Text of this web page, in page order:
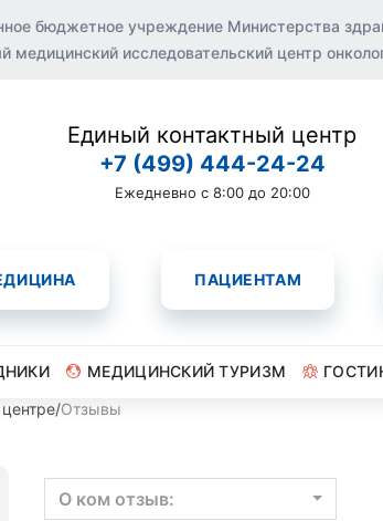
бюджетное учреждение Министерства
медицинский исследовательский центр
Единый контактный центр
+7 (499) 444-24-24
Ежедневно с 8:00 до 20:00
ПАЦИЕНТАМ
МЕДИЦИНСКИЙ ТУРИЗМ
/Отзывы
О ком отзыв: